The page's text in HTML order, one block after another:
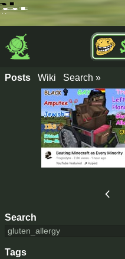
Search
Tags
Posts Wiki Search »